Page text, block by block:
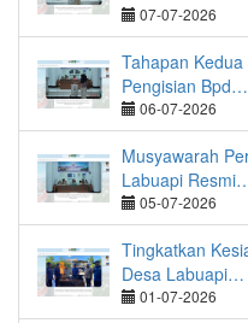
07-07-2026
Tahapan
Pengisian Bpd…
06-07-2026
Musyawarah
Labuapi
05-07-2026
Tingkatkan
Desa Labuapi…
01-07-2026